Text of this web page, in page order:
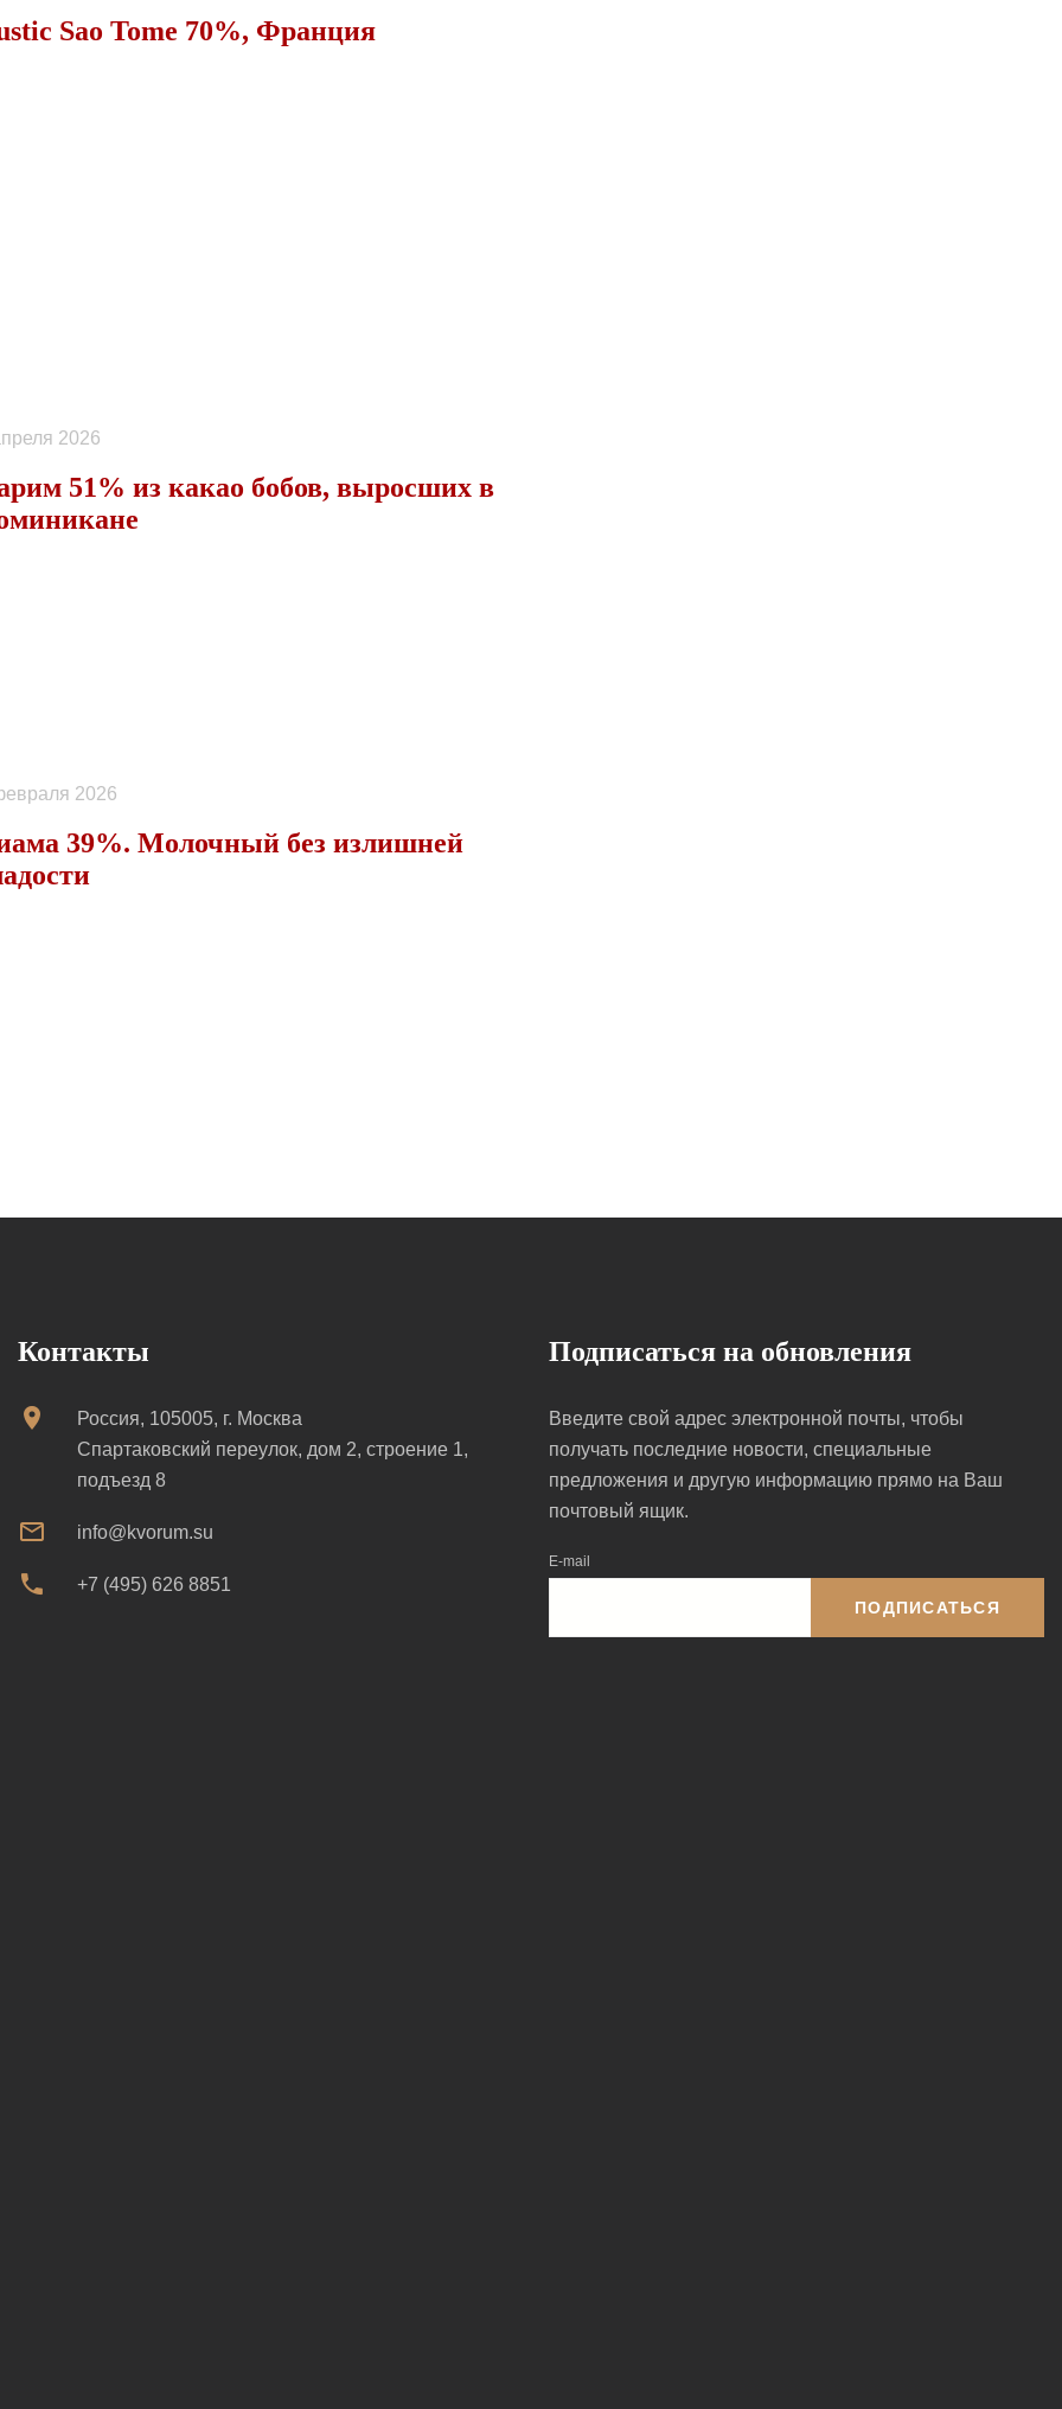
Sao Tome 70%, Франция
2026
51% из какао бобов, выросших в
2026
39%. Молочный без излишней
Контакты
Россия, 105005, г. Москва
Спартаковский переулок, дом 2, строение 1,
подъезд 8
info@kvorum.su
+7 (495) 626 8851
Подписаться на обновления
Введите свой адрес электронной почты, чтобы
получать последние новости, специальные
предложения и другую информацию прямо на Ваш
почтовый ящик.
E-mail
ПОДПИСАТЬСЯ